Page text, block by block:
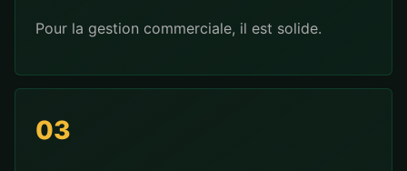
Pour la gestion commerciale, il est solide.
03